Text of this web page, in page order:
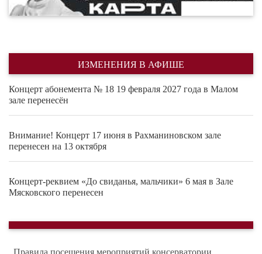
ИЗМЕНЕНИЯ В АФИШЕ
Концерт абонемента № 18 19 февраля 2027 года в Малом
зале перенесён
Внимание! Концерт 17 июня в Рахманиновском зале
перенесен на 13 октября
Концерт-реквием «До свиданья, мальчики» 6 мая в Зале
Мясковского перенесен
Правила посещения мероприятий консерватории